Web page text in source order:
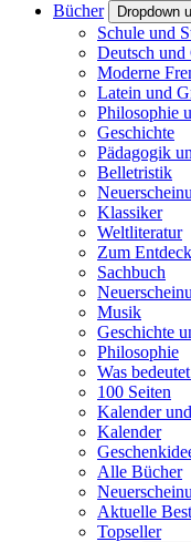
Bücher
Dropdown
Schule und
Deutsch und
Moderne
Latein und
Philosophie
Geschichte
Pädagogik
Belletristik
Klassiker
Weltliteratur
Zum
Sachbuch
Musik
Geschichte
Philosophie
Was
100 Seiten
Kalender
Kalender
Alle Bücher
Aktuelle
Topseller